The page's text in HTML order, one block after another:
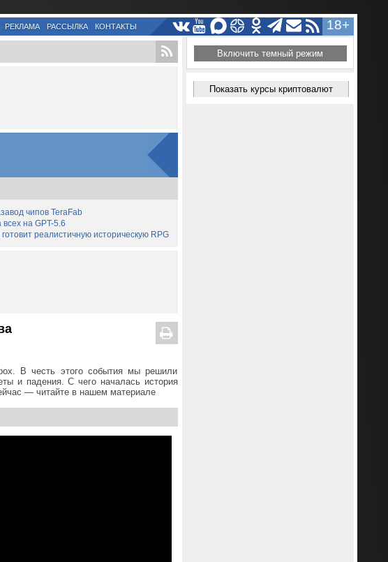
18+
РЕКЛАМА РАССЫЛКА КОНТАКТЫ
чипов TeraFab
на GPT-5.6
реалистичную историческую RPG
В честь этого события мы решили
и падения. С чего началась история
— читайте в нашем материале
Включить темный режим
Показать курсы криптовалют